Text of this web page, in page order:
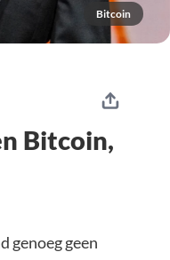
Bitcoin
Bitcoin,
genoeg geen